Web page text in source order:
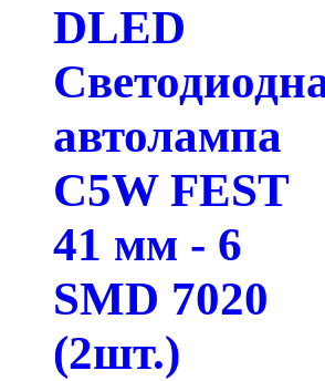
DLED
автолампа
C5W FEST
41 мм - 6
SMD 7020
(2шт.)